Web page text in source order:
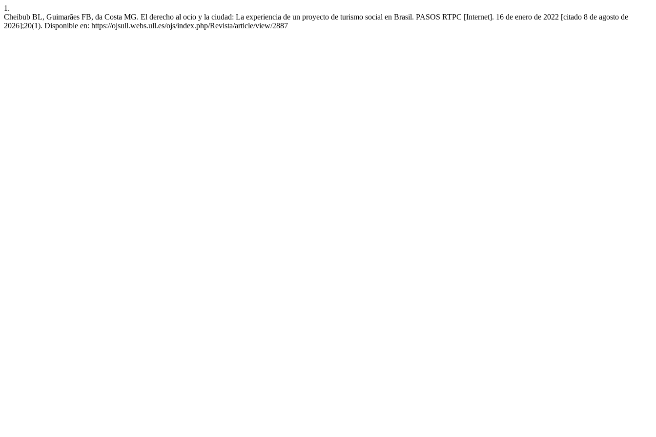
1.
Cheibub BL, Guimarães FB, da Costa MG. El derecho al ocio y la ciudad: La experiencia de un proyecto de turismo social en Brasil. PASOS RTPC [Internet]. 16 de enero de 2022 [citado 8 de agosto de
2026];20(1). Disponible en: https://ojsull.webs.ull.es/ojs/index.php/Revista/article/view/2887